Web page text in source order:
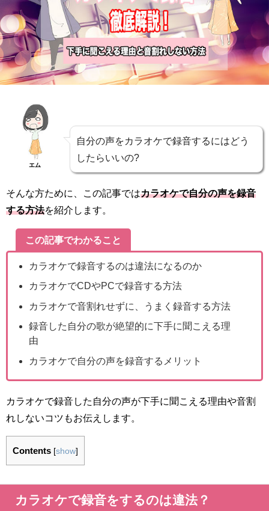
エム
自分の声をカラオケで録音するにはどう
したらいいの?
そんな方ために、この記事ではカラオケで自分の声を録音
する方法を紹介します。
この記事でわかること
カラオケで録音するのは違法になるのか
カラオケでCDやPCで録音する方法
カラオケで音割れせずに、うまく録音する方法
録音した自分の歌が絶望的に下手に聞こえる理
由
カラオケで自分の声を録音するメリット
カラオケで録音した自分の声が下手に聞こえる理由や音割
れしないコツもお伝えします。
Contents [show]
カラオケで録音をするのは違法？